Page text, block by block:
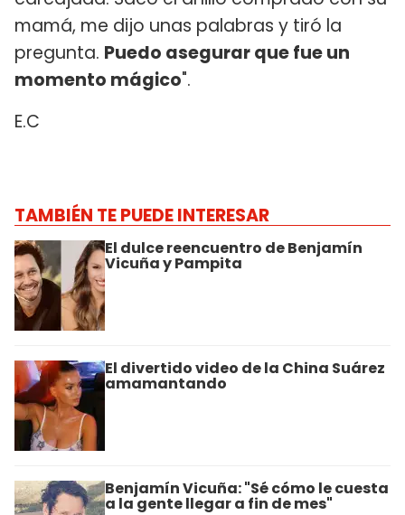
mamá, me dijo unas palabras y tiró la
pregunta. Puedo asegurar que fue un
momento mágico".
E.C
TAMBIÉN TE PUEDE INTERESAR
El dulce reencuentro de Benjamín
Vicuña y Pampita
El divertido video de la China Suárez
amamantando
Benjamín Vicuña: "Sé cómo le cuesta
a la gente llegar a fin de mes"